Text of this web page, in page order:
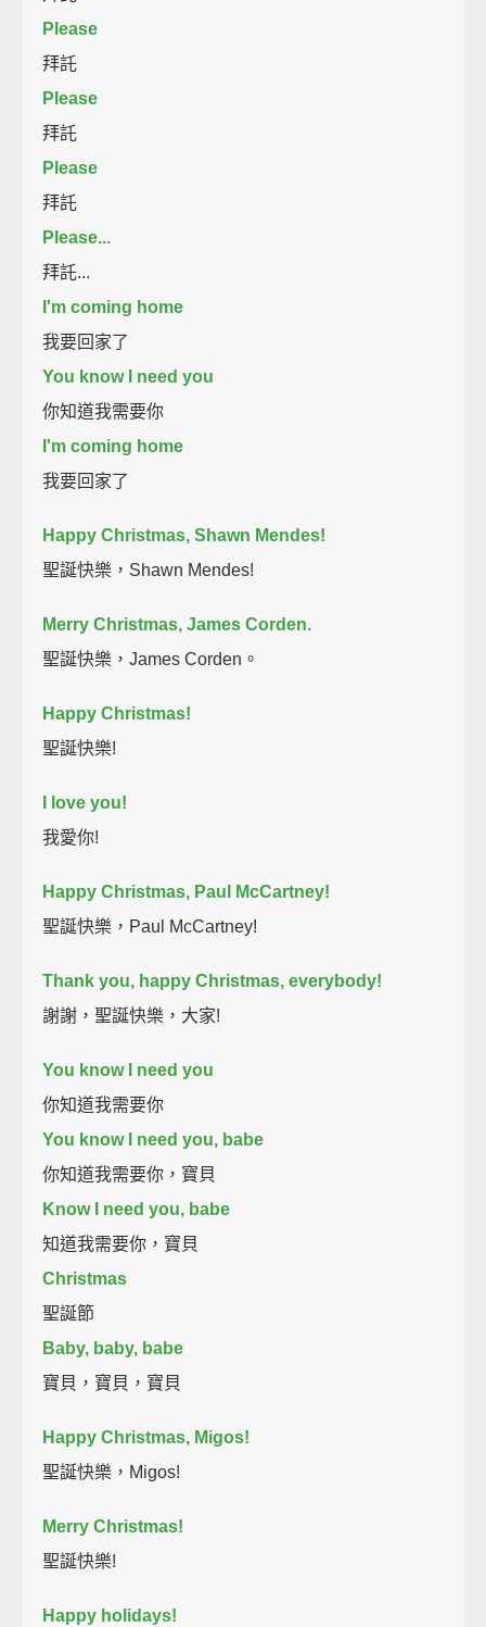
Please
拜託
Please
拜託
Please
拜託
Please...
拜託...
I'm coming home
我要回家了
You know I need you
你知道我需要你
I'm coming home
我要回家了
Happy Christmas, Shawn Mendes!
聖誕快樂，Shawn Mendes!
Merry Christmas, James Corden.
聖誕快樂，James Corden。
Happy Christmas!
聖誕快樂!
I love you!
我愛你!
Happy Christmas, Paul McCartney!
聖誕快樂，Paul McCartney!
Thank you, happy Christmas, everybody!
謝謝，聖誕快樂，大家!
You know I need you
你知道我需要你
You know I need you, babe
你知道我需要你，寶貝
Know I need you, babe
知道我需要你，寶貝
Christmas
聖誕節
Baby, baby, babe
寶貝，寶貝，寶貝
Happy Christmas, Migos!
聖誕快樂，Migos!
Merry Christmas!
聖誕快樂!
Happy holidays!